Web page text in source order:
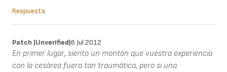
Respuesta
Patch (unverified)6 Jul 2012
En primer lugar, siento un montón que vuestra experiencia
con la cesárea fuera tan traumática, pero si una